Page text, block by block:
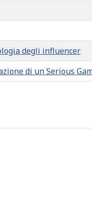
degli influencer
di un Serious